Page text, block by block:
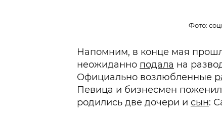
Фото:
Напомним, в конце мая
неожиданно подала на
Официально возлюбленные
Певица и бизнесмен
родились две дочери и сын: